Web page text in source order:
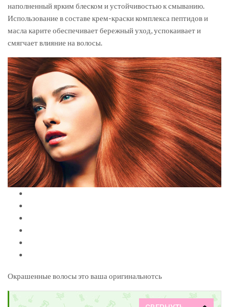
наполненный ярким блеском и устойчивостью к смыванию.
Использование в составе крем-краски комплекса пептидов и
масла карите обеспечивает бережный уход, успокаивает и
смягчает влияние на волосы.
Окрашенные волосы это ваша оригинальнотсь